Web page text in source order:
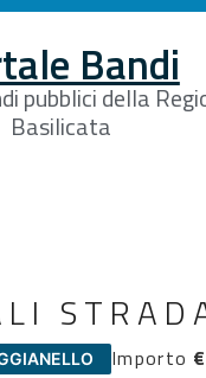
Bandi
pubblici della
Basilicata
Importo